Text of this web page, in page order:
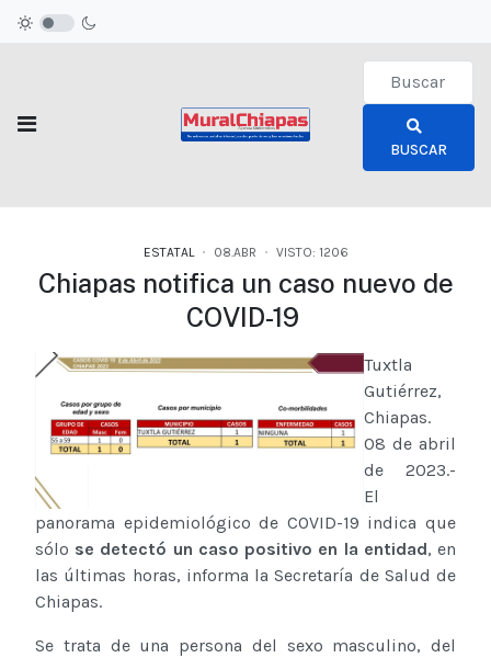
Type 2 or
BUSCAR
ESTATAL 08.ABR VISTO: 1206
Chiapas notifica un caso nuevo de
COVID-19
Tuxtla
Gutiérrez,
Chiapas.
08 de abril
de 2023.-
El
panorama epidemiológico de COVID-19 indica que
sólo se detectó un caso positivo en la entidad, en
las últimas horas, informa la Secretaría de Salud de
Chiapas.
Se trata de una persona del sexo masculino, del